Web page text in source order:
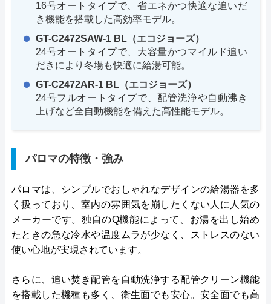
16号オートタイプで、省エネかつ快適な追いだ
き機能を搭載した高効率モデル。
GT-C2472SAW-1 BL（エコジョーズ）
24号オートタイプで、大容量かつマイルド追い
だきにより冬場も快適に給湯可能。
GT-C2472AR-1 BL（エコジョーズ）
24号フルオートタイプで、配管洗浄や自動沸き
上げなど全自動機能を備えた高性能モデル。
パロマの特徴・強み
パロマは、シンプルでおしゃれなデザインの給湯器を多
く扱っており、室内の雰囲気を崩したくない人に人気の
メーカーです。独自のQ機能によって、お湯を出し始め
たときの急な冷水や温度ムラが少なく、ストレスのない
使い心地が実現されています。
さらに、追い焚き配管を自動洗浄する配管クリーン機能
を搭載した機種も多く、衛生面でも安心。安全面でも高